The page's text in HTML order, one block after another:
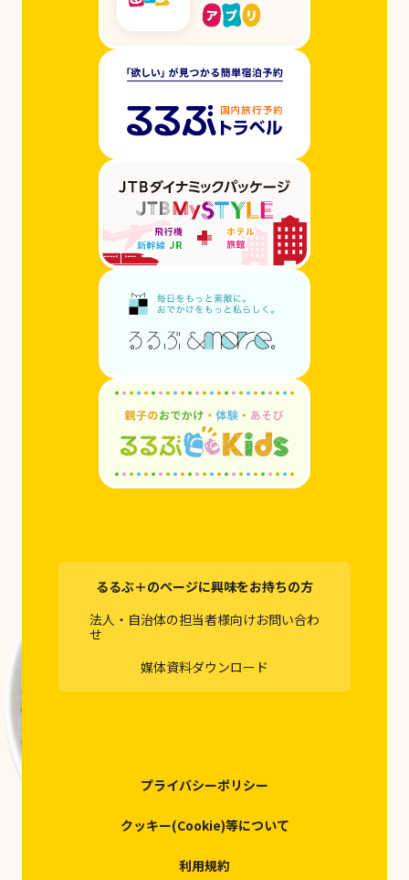
るるぶ＋のページに興味をお持ちの方
法人・自治体の担当者様向けお問い合わ
せ
媒体資料ダウンロード
プライバシーポリシー
クッキー(Cookie)等について
利用規約